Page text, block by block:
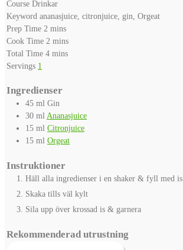
Course Drinkar
Keyword ananasjuice, citronjuice, gin, Orgeat
Prep Time 2 minutes
mins
Cook Time 2 minutes
mins
Total Time 4minutes
mins
Servings 1
Ingredienser
45 ml Gin
30 mlAnanasjuice
15 ml Citronjuice
15 ml Orgeat
Instruktioner
Häll alla ingredienser i en shaker & fyll med is
Skaka tills väl kylt
Sila upp över krossad is & garnera
Rekommenderad utrustning